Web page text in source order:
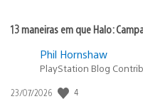
13 maneiras em que Halo:
Phil Hornshaw
PlayStation Blog
Data
23/07/2026 4